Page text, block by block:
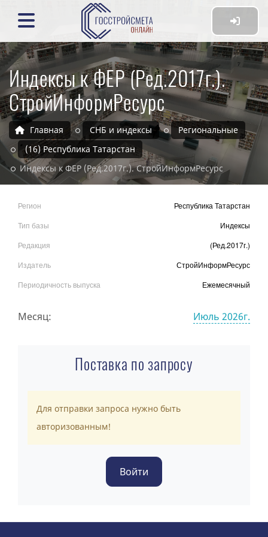
Индексы к ФЕР (Ред.2017г.).
СтройИнформРесурс
Главная СНБ и индексы
Региональные
(16) Республика Татарстан
Индексы к ФЕР (Ред.2017г.). СтройИнформРесурс
Регион
Республика Татарстан
Тип базы
Индексы
Редакция
(Ред.2017г.)
Издатель
СтройИнформРесурс
Периодичность выпуска
Ежемесячный
Месяц: Июль 2026г.
Поставка по запросу
Для отправки запроса нужно быть
авторизованным!